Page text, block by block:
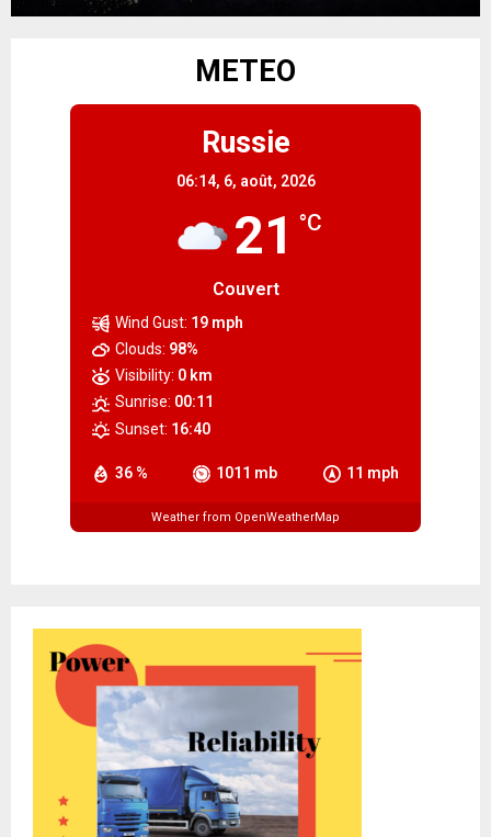
METEO
Russie
06:14, 6, août, 2026
21 °C
Couvert
36 % 1011 mb 11 mph
Wind Gust: 19 mph
Clouds: 98%
Visibility: 0 km
Sunrise: 00:11
Sunset: 16:40
Weather from OpenWeatherMap